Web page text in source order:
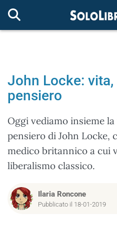
John Locke: vita,
pensiero
Oggi vediamo insieme
pensiero di John Locke,
medico britannico a cui
liberalismo classico.
Ilaria Roncone
Pubblicato il 18-01-2019